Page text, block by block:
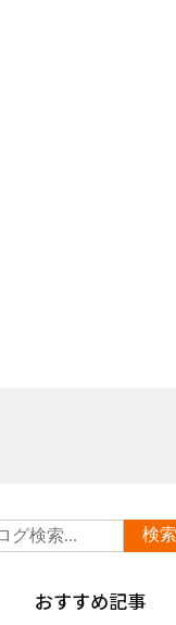
おすすめ記事